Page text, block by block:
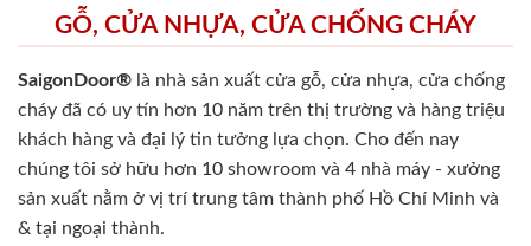
GỖ, CỬA NHỰA, CỬA CHỐNG CHÁY
SaigonDoor® là nhà sản xuất cửa gỗ, cửa nhựa, cửa chống
cháy đã có uy tín hơn 10 năm trên thị trường và hàng triệu
khách hàng và đại lý tin tưởng lựa chọn. Cho đến nay
chúng tôi sở hữu hơn 10 showroom và 4 nhà máy - xưởng
sản xuất nằm ở vị trí trung tâm thành phố Hồ Chí Minh và
& tại ngoại thành.